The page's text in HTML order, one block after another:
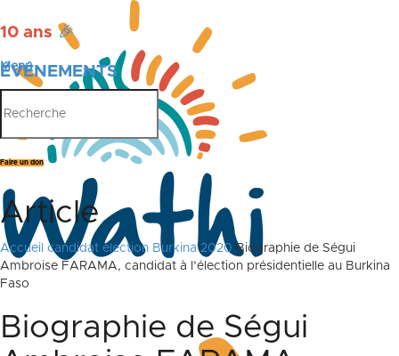
10 ans 🎉
ÉVÉNEMENTS
PUBLICATIONS
Menu
Faire un don
Article
Accueil candidat élection Burkina 2020 Biographie de Ségui
Ambroise FARAMA, candidat à l’élection présidentielle au Burkina
Faso
Biographie de Ségui